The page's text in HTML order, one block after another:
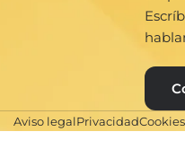
Aviso legalPrivacidadCookies